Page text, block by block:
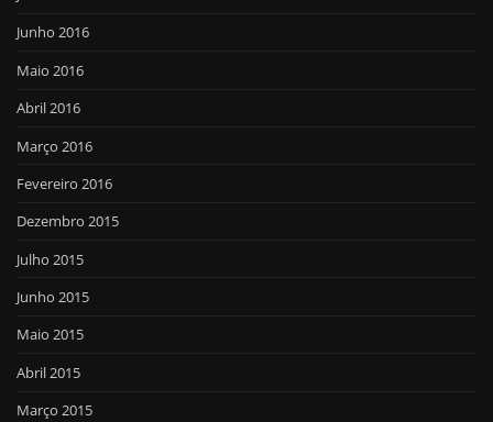
Junho 2016
Maio 2016
Abril 2016
Março 2016
Fevereiro 2016
Dezembro 2015
Julho 2015
Junho 2015
Maio 2015
Abril 2015
Março 2015